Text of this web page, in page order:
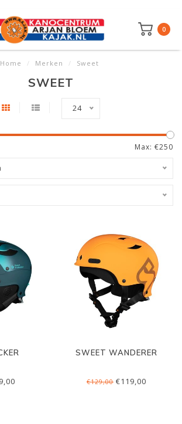
0
Home / Merken / Sweet
SWEET
24
Max: €250
SWEET WANDERER
€129,00 €119,00